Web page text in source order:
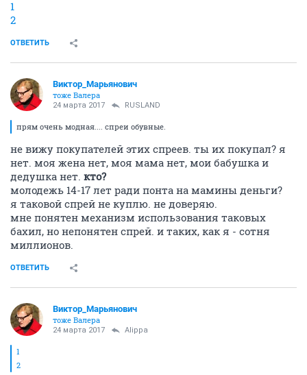
1
2
ОТВЕТИТЬ
Виктор_Марьянович
тоже Валера
24 марта 2017 RUSLAND
прям очень модная.... спреи обувные.
не вижу покупателей этих спреев. ты их покупал? я
нет. моя жена нет, моя мама нет, мои бабушка и
дедушка нет. кто?
молодежь 14-17 лет ради понта на мамины деньги?
я таковой спрей не куплю. не доверяю.
мне понятен механизм использования таковых
бахил, но непонятен спрей. и таких, как я - сотня
миллионов.
ОТВЕТИТЬ
Виктор_Марьянович
тоже Валера
24 марта 2017 Alippa
1
2